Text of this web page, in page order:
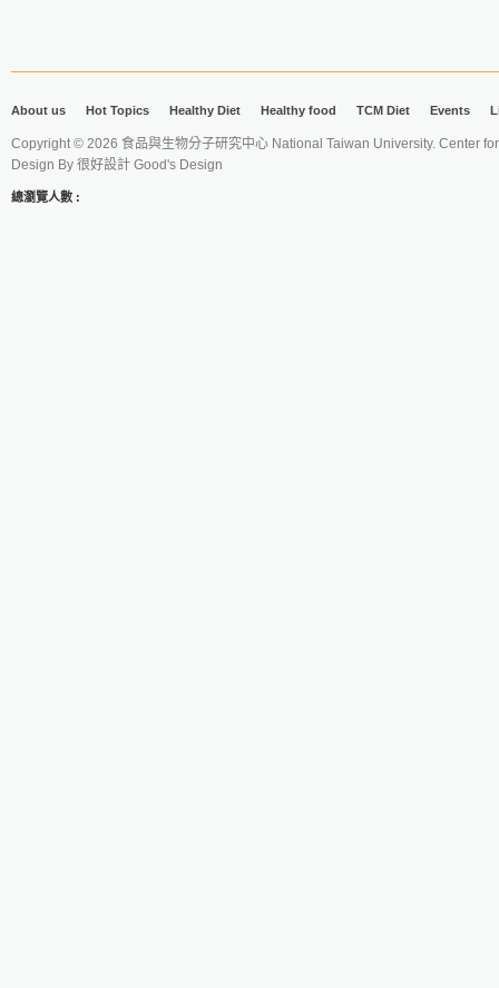
About us Hot Topics Healthy Diet Healthy food TCM Diet Events
Copyright © 2026 食品與生物分子研究中心 National Taiwan University. Center
Design By 很好設計 Good's Design
總瀏覽人數 :